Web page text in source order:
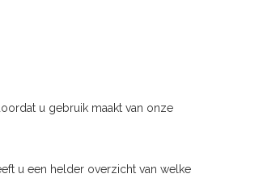
u gebruik maakt van onze
u een helder overzicht van welke